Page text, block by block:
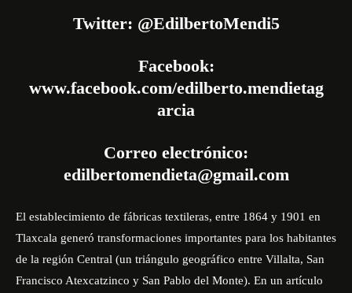
Twitter: @EdilbertoMendi5
Facebook:
www.facebook.com/edilberto.mendietag
arcia
Correo electrónico:
edilbertomendieta@gmail.com
El establecimiento de fábricas textileras, entre 1864 y 1901 en
Tlaxcala generó transformaciones importantes para los habitantes
de la región Central (un triángulo geográfico entre Villalta, San
Francisco Atexcatzinco y San Pablo del Monte). En un artículo